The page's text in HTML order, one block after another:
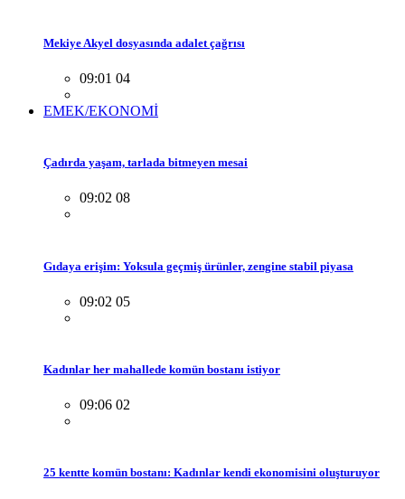
Mekiye Akyel dosyasında adalet çağrısı
09:01 04
EMEK/EKONOMİ
Çadırda yaşam, tarlada bitmeyen mesai
09:02 08
Gıdaya erişim: Yoksula geçmiş ürünler, zengine stabil piyasa
09:02 05
Kadınlar her mahallede komün bostanı istiyor
09:06 02
25 kentte komün bostanı: Kadınlar kendi ekonomisini oluşturuyor